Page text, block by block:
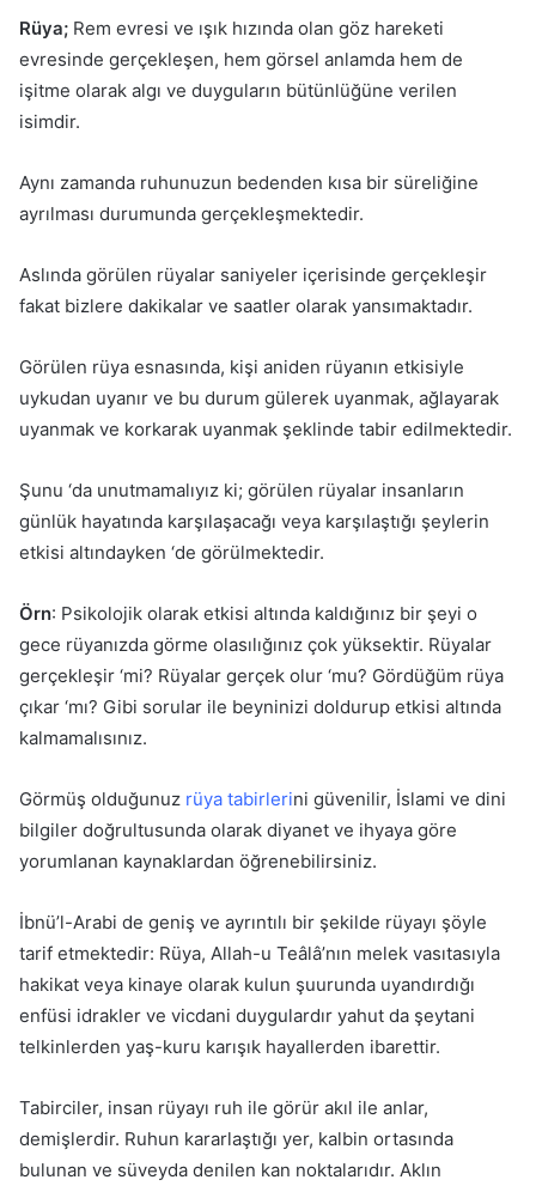
Rüya; Rem evresi ve ışık hızında olan göz hareketi
evresinde gerçekleşen, hem görsel anlamda hem de
işitme olarak algı ve duyguların bütünlüğüne verilen
isimdir.
Aynı zamanda ruhunuzun bedenden kısa bir süreliğine
ayrılması durumunda gerçekleşmektedir.
Aslında görülen rüyalar saniyeler içerisinde gerçekleşir
fakat bizlere dakikalar ve saatler olarak yansımaktadır.
Görülen rüya esnasında, kişi aniden rüyanın etkisiyle
uykudan uyanır ve bu durum gülerek uyanmak, ağlayarak
uyanmak ve korkarak uyanmak şeklinde tabir edilmektedir.
Şunu ‘da unutmamalıyız ki; görülen rüyalar insanların
günlük hayatında karşılaşacağı veya karşılaştığı şeylerin
etkisi altındayken ‘de görülmektedir.
Örn: Psikolojik olarak etkisi altında kaldığınız bir şeyi o
gece rüyanızda görme olasılığınız çok yüksektir. Rüyalar
gerçekleşir ‘mi? Rüyalar gerçek olur ‘mu? Gördüğüm rüya
çıkar ‘mı? Gibi sorular ile beyninizi doldurup etkisi altında
kalmamalısınız.
Görmüş olduğunuz rüya tabirlerini güvenilir, İslami ve dini
bilgiler doğrultusunda olarak diyanet ve ihyaya göre
yorumlanan kaynaklardan öğrenebilirsiniz.
İbnü’l-Arabi de geniş ve ayrıntılı bir şekilde rüyayı şöyle
tarif etmek­tedir: Rüya, Allah-u Teâlâ’nın melek vasıtasıyla
hakikat veya kinaye ola­rak kulun şuurunda uyandırdığı
enfüsi idrakler ve vicdani duygulardır yahut da şeytani
telkinlerden yaş-kuru karışık hayallerden ibarettir.
Tabirciler, insan rüyayı ruh ile görür akıl ile anlar,
demişlerdir. Ru­hun kararlaştığı yer, kalbin ortasında
bulunan ve süveyda denilen kan noktalarıdır. Aklın